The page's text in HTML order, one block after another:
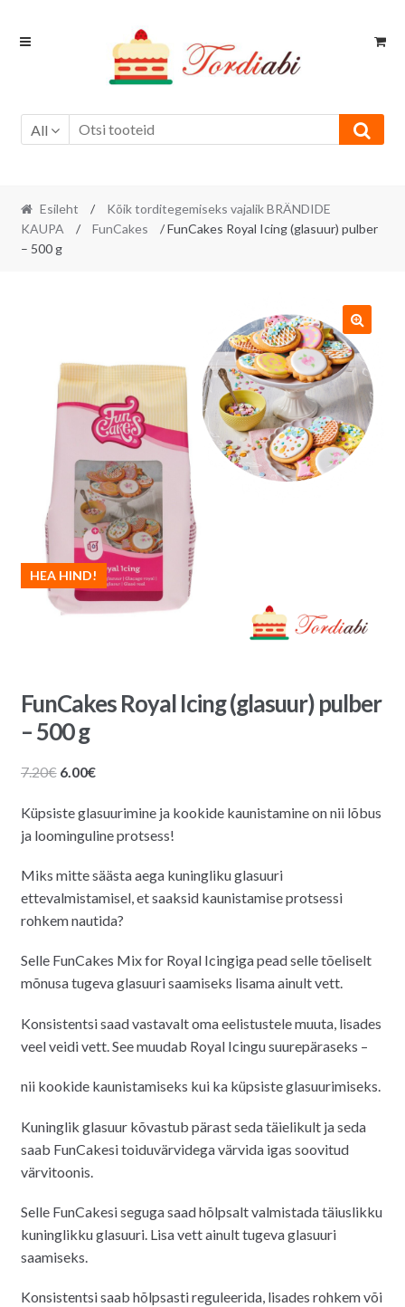
Skip
Skip
All
Esileht /
Kõik torditegemiseks vajalik BRÄNDIDE
KAUPA
/ FunCakes
/ FunCakes Royal Icing (glasuur) pulber
– 500 g
HEA HIND!
FunCakes Royal Icing (glasuur) pulber
– 500 g
7.20€ Algne
oli:
7.20€.
6.00€Praegune
on:
6.00€.
Küpsiste glasuurimine ja kookide kaunistamine on nii lõbus
ja loominguline protsess!
Miks mitte säästa aega kuningliku glasuuri
ettevalmistamisel, et saaksid kaunistamise protsessi
rohkem nautida?
Selle FunCakes Mix for Royal Icingiga pead selle tõeliselt
mõnusa tugeva glasuuri saamiseks lisama ainult vett.
Konsistentsi saad vastavalt oma eelistustele muuta, lisades
veel veidi vett. See muudab Royal Icingu suurepäraseks –
nii kookide kaunistamiseks kui ka küpsiste glasuurimiseks.
Kuninglik glasuur kõvastub pärast seda täielikult ja seda
saab FunCakesi toiduvärvidega värvida igas soovitud
värvitoonis.
Selle FunCakesi seguga saad hõlpsalt valmistada täiuslikku
kuninglikku glasuuri. Lisa vett ainult tugeva glasuuri
saamiseks.
Konsistentsi saab hõlpsasti reguleerida, lisades rohkem või